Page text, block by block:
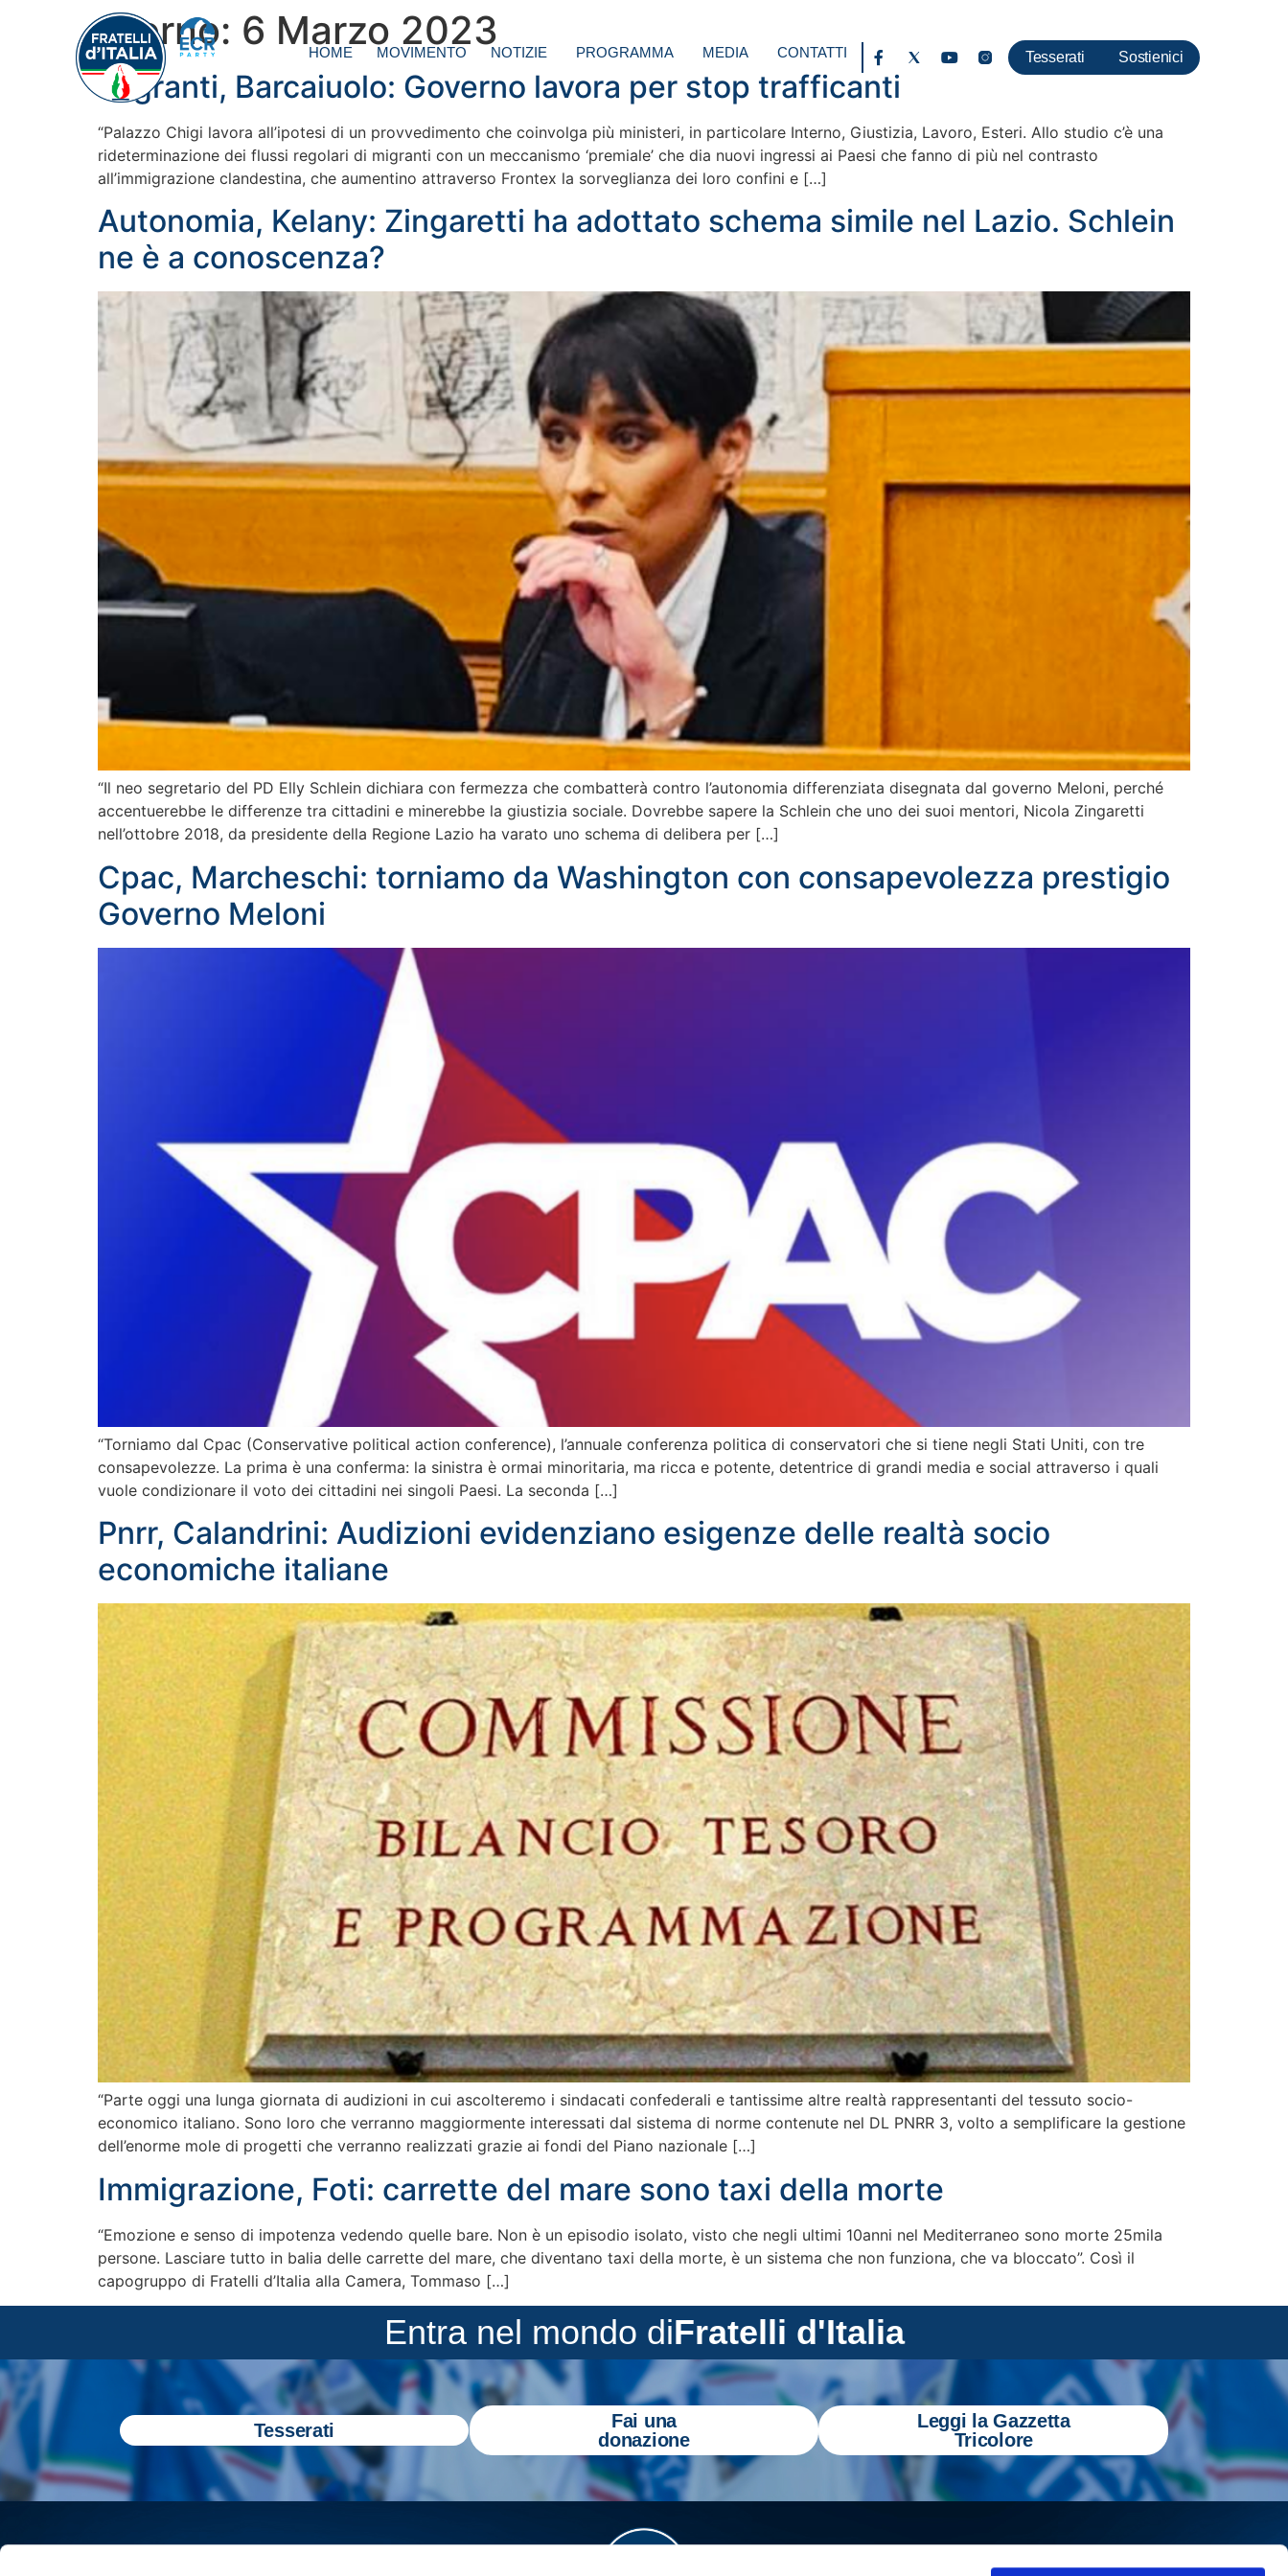
HOME MOVIMENTO NOTIZIE PROGRAMMA MEDIA CONTATTI Tesserati Sostienici
Giorno: 6 Marzo 2023
Migranti, Barcaiuolo: Governo lavora per stop trafficanti
“Palazzo Chigi lavora all’ipotesi di un provvedimento che coinvolga più ministeri, in particolare Interno, Giustizia, Lavoro, Esteri. Allo studio c’è una
rideterminazione dei flussi regolari di migranti con un meccanismo ‘premiale’ che dia nuovi ingressi ai Paesi che fanno di più nel contrasto
all’immigrazione clandestina, che aumentino attraverso Frontex la sorveglianza dei loro confini e […]
Autonomia, Kelany: Zingaretti ha adottato schema simile nel Lazio. Schlein
ne è a conoscenza?
“Il neo segretario del PD Elly Schlein dichiara con fermezza che combatterà contro l’autonomia differenziata disegnata dal governo Meloni, perché
accentuerebbe le differenze tra cittadini e minerebbe la giustizia sociale. Dovrebbe sapere la Schlein che uno dei suoi mentori, Nicola Zingaretti
nell’ottobre 2018, da presidente della Regione Lazio ha varato uno schema di delibera per […]
Cpac, Marcheschi: torniamo da Washington con consapevolezza prestigio
Governo Meloni
“Torniamo dal Cpac (Conservative political action conference), l’annuale conferenza politica di conservatori che si tiene negli Stati Uniti, con tre
consapevolezze. La prima è una conferma: la sinistra è ormai minoritaria, ma ricca e potente, detentrice di grandi media e social attraverso i quali
vuole condizionare il voto dei cittadini nei singoli Paesi. La seconda […]
Pnrr, Calandrini: Audizioni evidenziano esigenze delle realtà socio
economiche italiane
“Parte oggi una lunga giornata di audizioni in cui ascolteremo i sindacati confederali e tantissime altre realtà rappresentanti del tessuto socio-
economico italiano. Sono loro che verranno maggiormente interessati dal sistema di norme contenute nel DL PNRR 3, volto a semplificare la gestione
dell’enorme mole di progetti che verranno realizzati grazie ai fondi del Piano nazionale […]
Immigrazione, Foti: carrette del mare sono taxi della morte
“Emozione e senso di impotenza vedendo quelle bare. Non è un episodio isolato, visto che negli ultimi 10anni nel Mediterraneo sono morte 25mila
persone. Lasciare tutto in balia delle carrette del mare, che diventano taxi della morte, è un sistema che non funziona, che va bloccato”. Così il
capogruppo di Fratelli d’Italia alla Camera, Tommaso […]
Entra nel mondo diFratelli d'Italia
Tesserati
Fai una
donazione
Leggi la Gazzetta
Tricolore